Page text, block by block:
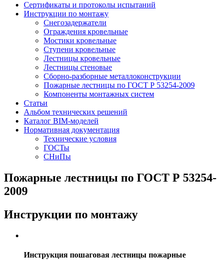
Сертификаты и протоколы испытаний
Инструкции по монтажу
Снегозадержатели
Ограждения кровельные
Мостики кровельные
Ступени кровельные
Лестницы кровельные
Лестницы стеновые
Сборно-разборные металлоконструкции
Пожарные лестницы по ГОСТ Р 53254-2009
Компоненты монтажных систем
Статьи
Альбом технических решений
Каталог BIM-моделей
Нормативная документация
Технические условия
ГОСТы
СНиПы
Пожарные лестницы по ГОСТ Р 53254-
2009
Инструкции по монтажу
Инструкция пошаговая лестницы пожарные